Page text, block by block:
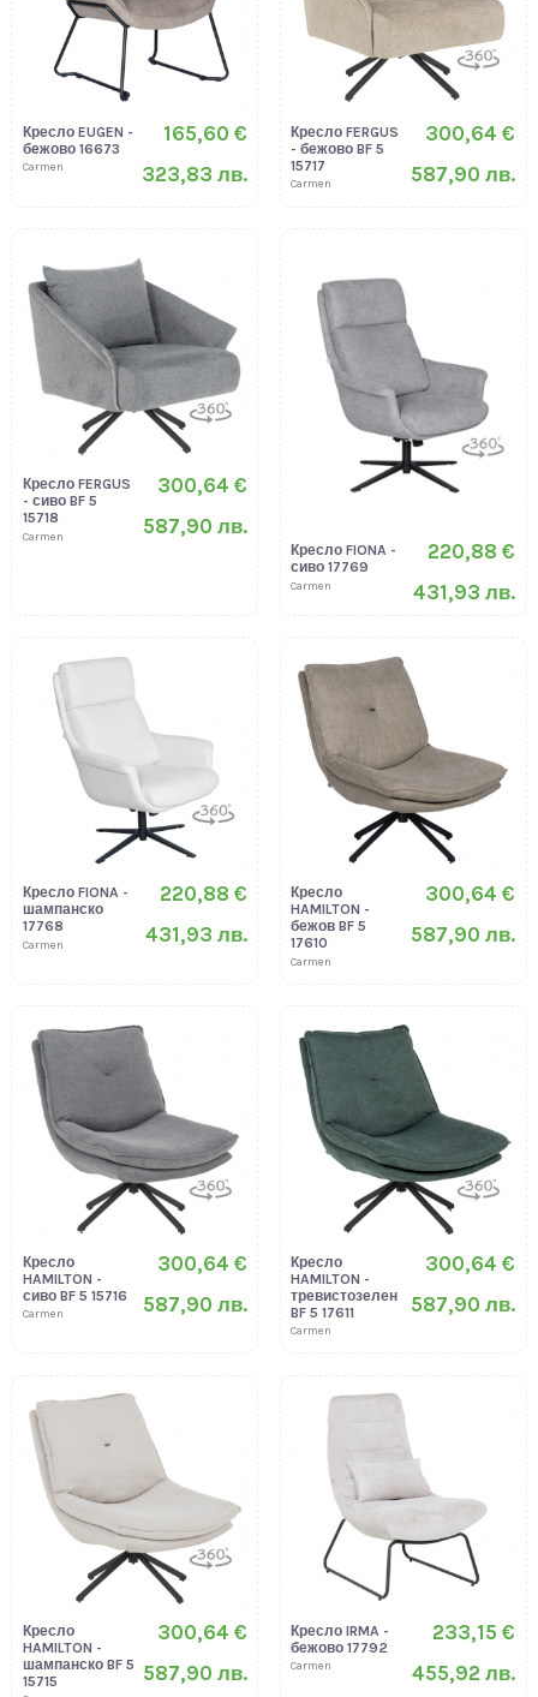
Кресло EUGEN -
бежово 16673
Carmen
165,60 €
323,83 лв.
Кресло FERGUS
- бежово BF 5
15717
Carmen
300,64 €
587,90 лв.
Кресло FERGUS
- сиво BF 5
15718
Carmen
300,64 €
587,90 лв.
Кресло FIONA -
сиво 17769
Carmen
220,88 €
431,93 лв.
Кресло FIONA -
шампанско
17768
Carmen
220,88 €
431,93 лв.
Кресло
HAMILTON -
бежов BF 5
17610
Carmen
300,64 €
587,90 лв.
Кресло
HAMILTON -
сиво BF 5 15716
Carmen
300,64 €
587,90 лв.
Кресло
HAMILTON -
тревистозелен
BF 5 17611
Carmen
300,64 €
587,90 лв.
Кресло
HAMILTON -
шампанско BF 5
15715
300,64 €
587,90 лв.
Кресло IRMA -
бежово 17792
Carmen
233,15 €
455,92 лв.